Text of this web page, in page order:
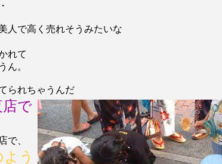
人で高く売れそうみたいな
れて
ん。
られちゃうんだ
店で
で、
う